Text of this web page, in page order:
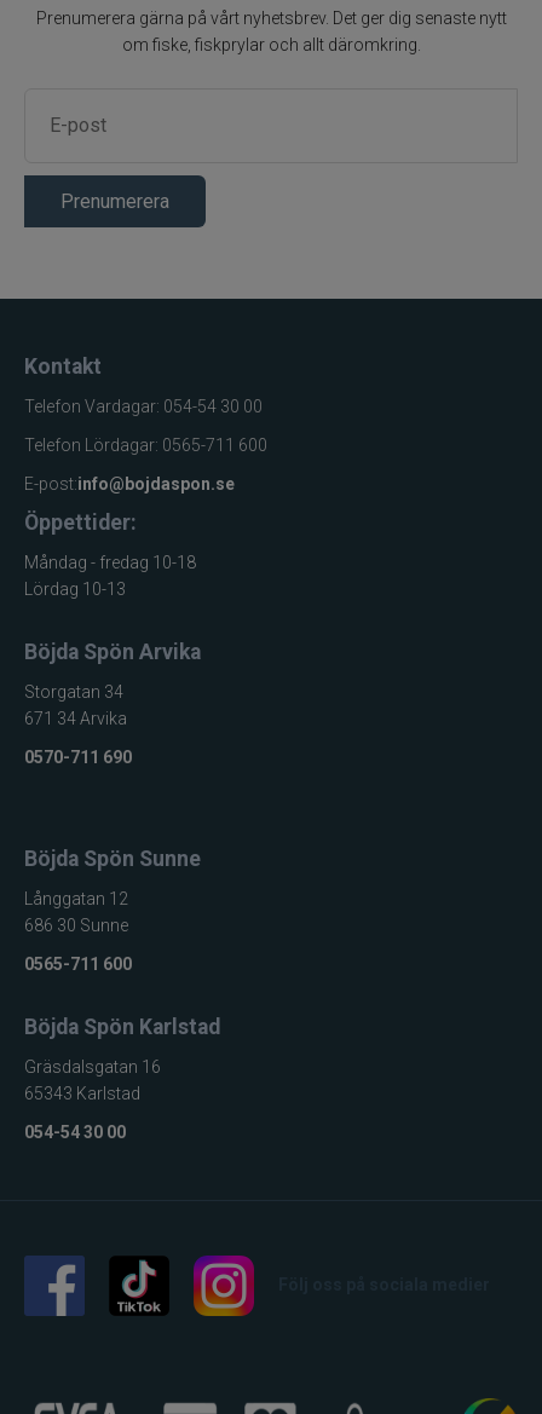
Prenumerera gärna på vårt nyhetsbrev. Det ger dig senaste nytt
om fiske, fiskprylar och allt däromkring.
Prenumerera
Kontakt
Telefon Vardagar: 054-54 30 00
Telefon Lördagar: 0565-711 600
E-post:info@bojdaspon.se
Öppettider:
Måndag - fredag 10-18
Lördag 10-13
Böjda Spön Arvika
Storgatan 34
671 34 Arvika
0570-711 690
Böjda Spön Sunne
Långgatan 12
686 30 Sunne
0565-711 600
Böjda Spön Karlstad
Gräsdalsgatan 16
65343 Karlstad
054-54 30 00